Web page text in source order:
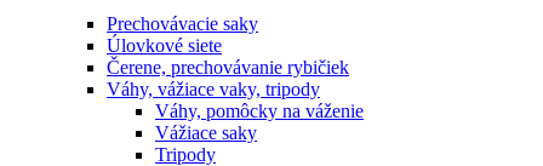
Prechovávacie saky
Úlovkové siete
Čerene, prechovávanie rybičiek
Váhy, vážiace vaky, tripody
Váhy, pomôcky na váženie
Vážiace saky
Tripody